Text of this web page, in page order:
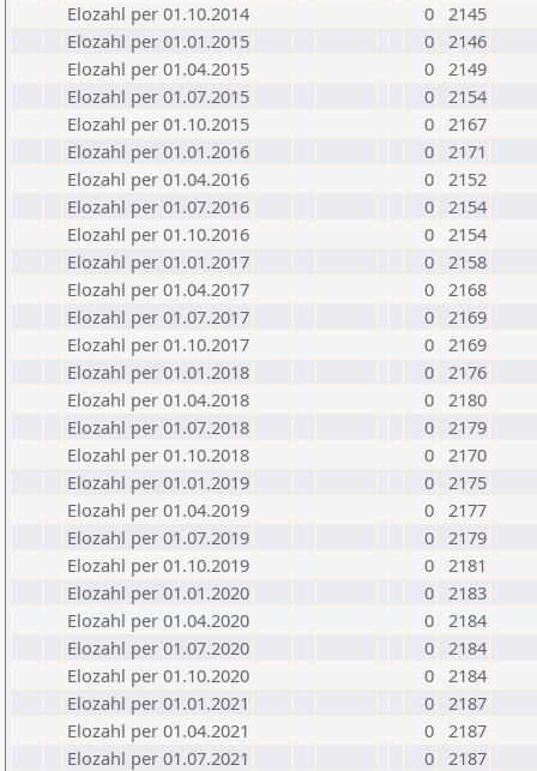
Elozahl per 01.10.2014
0 2145
Elozahl per 01.01.2015
0 2146
Elozahl per 01.04.2015
0 2149
Elozahl per 01.07.2015
0 2154
Elozahl per 01.10.2015
0 2167
Elozahl per 01.01.2016
0 2171
Elozahl per 01.04.2016
0 2152
Elozahl per 01.07.2016
0 2154
Elozahl per 01.10.2016
0 2154
Elozahl per 01.01.2017
0 2158
Elozahl per 01.04.2017
0 2168
Elozahl per 01.07.2017
0 2169
Elozahl per 01.10.2017
0 2169
Elozahl per 01.01.2018
0 2176
Elozahl per 01.04.2018
0 2180
Elozahl per 01.07.2018
0 2179
Elozahl per 01.10.2018
0 2170
Elozahl per 01.01.2019
0 2175
Elozahl per 01.04.2019
0 2177
Elozahl per 01.07.2019
0 2179
Elozahl per 01.10.2019
0 2181
Elozahl per 01.01.2020
0 2183
Elozahl per 01.04.2020
0 2184
Elozahl per 01.07.2020
0 2184
Elozahl per 01.10.2020
0 2184
Elozahl per 01.01.2021
0 2187
Elozahl per 01.04.2021
0 2187
Elozahl per 01.07.2021
0 2187